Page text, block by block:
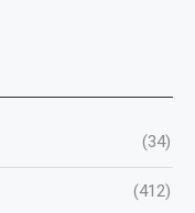
(34)
(412)